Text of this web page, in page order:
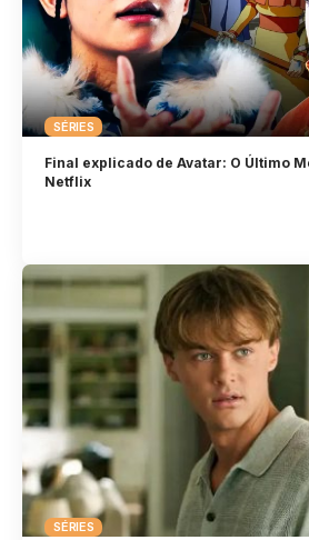
SÉRIES
Final explicado de Avatar: O Último
Netflix
SÉRIES